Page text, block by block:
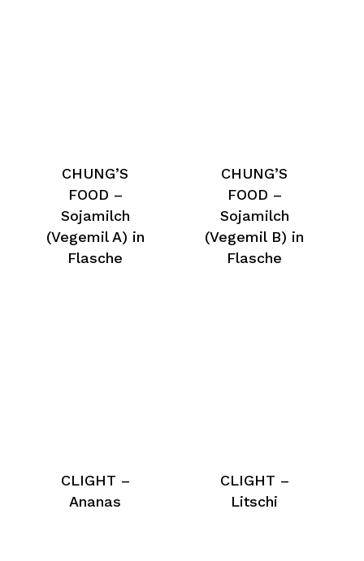
CHUNG’S
FOOD –
Sojamilch
(Vegemil A) in
Flasche
CHUNG’S
FOOD –
Sojamilch
(Vegemil B) in
Flasche
CLIGHT –
Ananas
CLIGHT –
Litschi